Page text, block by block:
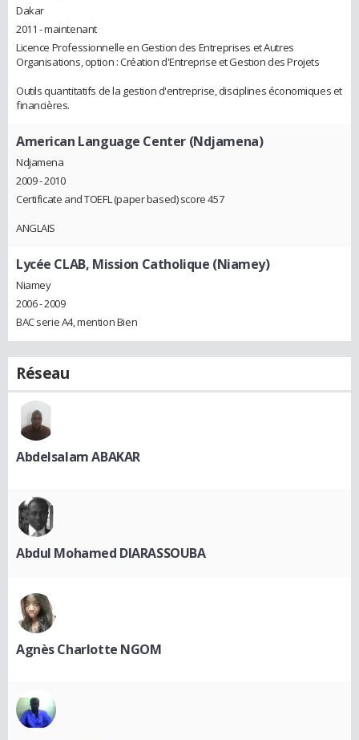
Dakar
2011 - maintenant
Licence Professionnelle en Gestion des Entreprises et Autres
Organisations, option : Création d'Entreprise et Gestion des Projets
Outils quantitatifs de la gestion d'entreprise, disciplines économiques et
financières.
American Language Center (Ndjamena)
Ndjamena
2009 - 2010
Certificate and TOEFL (paper based) score 457
ANGLAIS
Lycée CLAB, Mission Catholique (Niamey)
Niamey
2006 - 2009
BAC serie A4, mention Bien
Réseau
Abdelsalam ABAKAR
Abdul Mohamed DIARASSOUBA
Agnès Charlotte NGOM